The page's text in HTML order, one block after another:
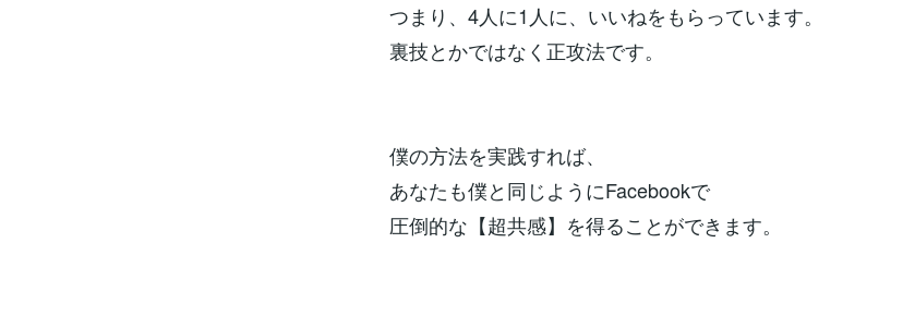
つまり、4人に1人に、いいねをもらっています。
裏技とかではなく正攻法です。
僕の方法を実践すれば、
あなたも僕と同じようにFacebookで
圧倒的な【超共感】を得ることができます。